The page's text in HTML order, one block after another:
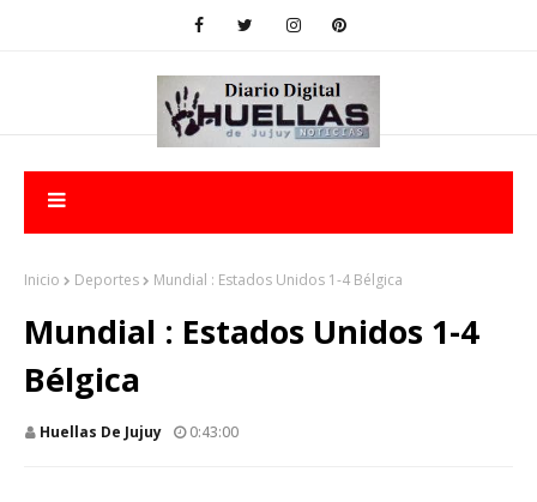
Inicio Deportes Mundial : Estados Unidos 1-4 Bélgica
Mundial : Estados Unidos 1-4
Bélgica
Huellas De Jujuy 0:43:00